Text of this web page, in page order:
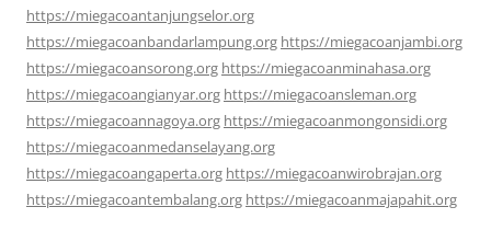
https://miegacoantanjungselor.org
https://miegacoanbandarlampung.org https://miegacoanjambi.org
https://miegacoansorong.org https://miegacoanminahasa.org
https://miegacoangianyar.org https://miegacoansleman.org
https://miegacoannagoya.org https://miegacoanmongonsidi.org
https://miegacoanmedanselayang.org
https://miegacoangaperta.org https://miegacoanwirobrajan.org
https://miegacoantembalang.org https://miegacoanmajapahit.org